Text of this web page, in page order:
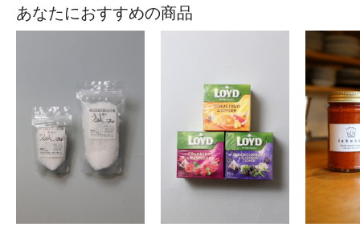
あなたにおすすめの商品